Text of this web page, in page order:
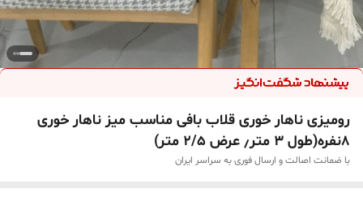
رومیزی ناهار خوری قلاب بافی مناسب میز ناهار خوری
۸نفره(طول ۳ متر٫ عرض ۲/۵ متر)
با ضمانت اصالت و ارسال فوری به سراسر ایران